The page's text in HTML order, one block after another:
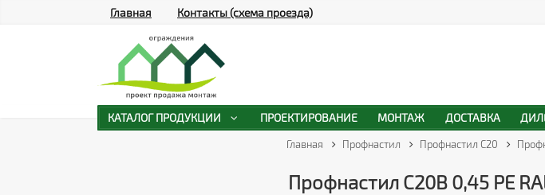
Главная Профнастил Профнастил С20
Профнастил С20В 0,45 PE
Главная Контакты (схема проезда)
КАТАЛОГ ПРОДУКЦИИ ПРОЕКТИРОВАНИЕ МОНТАЖ ДОСТАВКА